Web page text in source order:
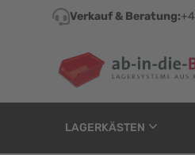
Direkt zum Inhalt
Verkauf & Beratung:
LAGERKÄSTEN